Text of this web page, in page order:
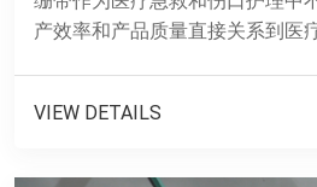
产效率和产品质量直接关系到医
VIEW DETAILS